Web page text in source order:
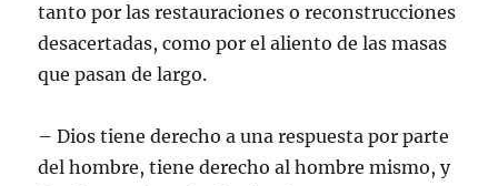
tanto por las restauraciones o reconstrucciones
desacertadas, como por el aliento de las masas
que pasan de largo.
– Dios tiene derecho a una respuesta por parte
del hombre, tiene derecho al hombre mismo, y